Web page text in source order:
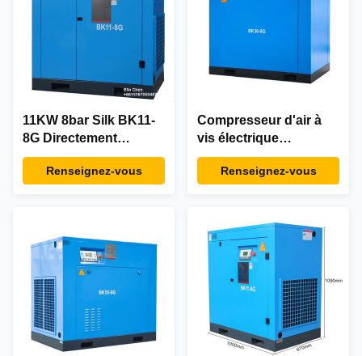
11KW 8bar Silk BK11-
8G Directement
entraîné électrique vis
stationnaire
Renseignez-vous
Compresseur d'air à
vis électrique
stationnaire de 8 bar
Silk BK30-8G
Renseignez-vous